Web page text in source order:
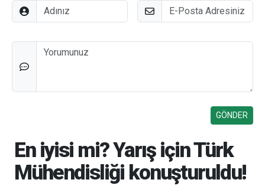
Adınız E-Posta
Düşünceleriniz
En iyisi mi? Yarış için Türk
Mühendisliği konuşturuldu!